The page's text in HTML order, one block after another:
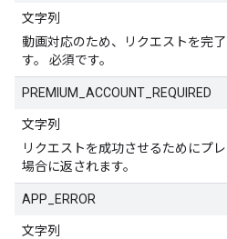
文字列
動画対応のため、リクエストを完
す。 必須です。
PREMIUM_ACCOUNT_REQUIRED
文字列
リクエストを成功させるためにプ
場合に返されます。
APP_ERROR
文字列